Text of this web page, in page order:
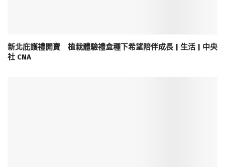
新北庇護禮開賣 植栽體驗禮盒種下希望陪伴成長 | 生活 | 中央
社 CNA